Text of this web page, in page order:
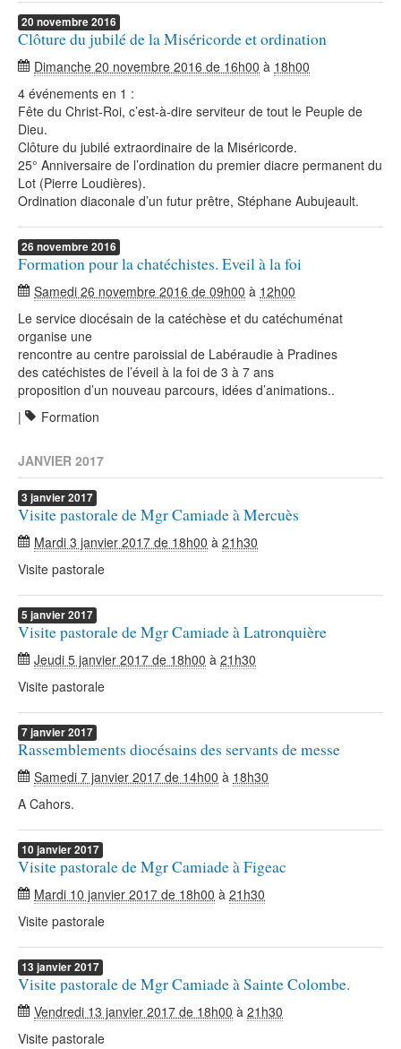
20 novembre2016
Clôture du jubilé de la Miséricorde et ordination
Dimanche 20 novembre 2016 de 16h00 à 18h00
4 événements en 1 :
Fête du Christ-Roi, c’est-à-dire serviteur de tout le Peuple de
Dieu.
Clôture du jubilé extraordinaire de la Miséricorde.
25° Anniversaire de l’ordination du premier diacre permanent du
Lot (Pierre Loudières).
Ordination diaconale d’un futur prêtre, Stéphane Aubujeault.
26 novembre2016
Formation pour la chatéchistes. Eveil à la foi
Samedi 26 novembre 2016 de 09h00 à 12h00
Le service diocésain de la catéchèse et du catéchuménat
organise une
rencontre au centre paroissial de Labéraudie à Pradines
des catéchistes de l’éveil à la foi de 3 à 7 ans
proposition d’un nouveau parcours, idées d’animations..
|
Formation
JANVIER 2017
3 janvier2017
Visite pastorale de Mgr Camiade à Mercuès
Mardi 3 janvier 2017 de 18h00 à 21h30
Visite pastorale
5 janvier2017
Visite pastorale de Mgr Camiade à Latronquière
Jeudi 5 janvier 2017 de 18h00 à 21h30
Visite pastorale
7janvier2017
Rassemblements diocésains des servants de messe
Samedi 7 janvier 2017 de 14h00 à 18h30
A Cahors.
10 janvier2017
Visite pastorale de Mgr Camiade à Figeac
Mardi 10 janvier 2017 de 18h00 à 21h30
Visite pastorale
13 janvier2017
Visite pastorale de Mgr Camiade à Sainte Colombe.
Vendredi 13 janvier 2017 de 18h00 à 21h30
Visite pastorale